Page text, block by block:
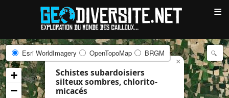
≡
Schistes subardoisiers
silteux sombres, chlorito-
micacés
×
Esri WorldImagery OpenTopoMap BRGM
+
−